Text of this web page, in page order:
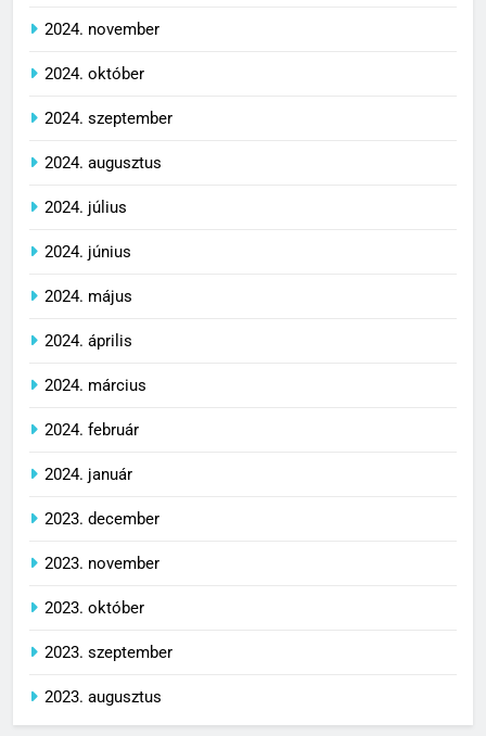
2024. november
2024. október
2024. szeptember
2024. augusztus
2024. július
2024. június
2024. május
2024. április
2024. március
2024. február
2024. január
2023. december
2023. november
2023. október
2023. szeptember
2023. augusztus